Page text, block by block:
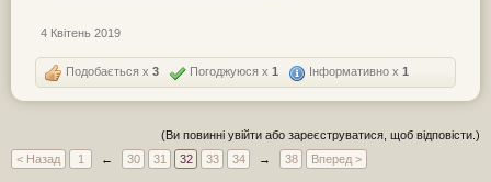
4 Квітень 2019
Подобається x 3 Погоджуюся x 1 Інформативно x 1
(Ви повинні увійти або зареєструватися, щоб відповісти.)
< Назад
1 ← 30 31 32 33 34 → 38 Вперед >